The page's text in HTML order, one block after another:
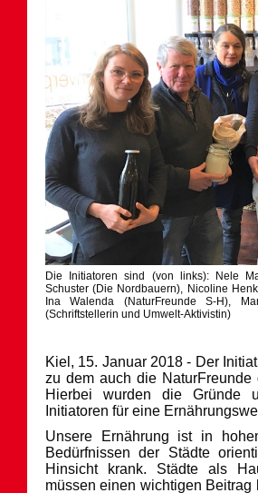
Die Initiatoren sind (von links): Nele
Schuster (Die Nordbauern), Nicoline
Ina Walenda (NaturFreunde S-H),
(Schriftstellerin und Umwelt-Aktivistin)
Kiel, 15. Januar 2018 - Der
zu dem auch die NaturFreunde
Hierbei wurden die Gründe
Initiatoren für eine
Unsere Ernährung ist in
Bedürfnissen der Städte
Hinsicht krank. Städte als
müssen einen wichtigen Beitrag